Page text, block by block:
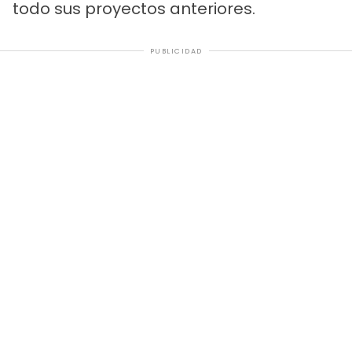
todo sus proyectos anteriores.
PUBLICIDAD